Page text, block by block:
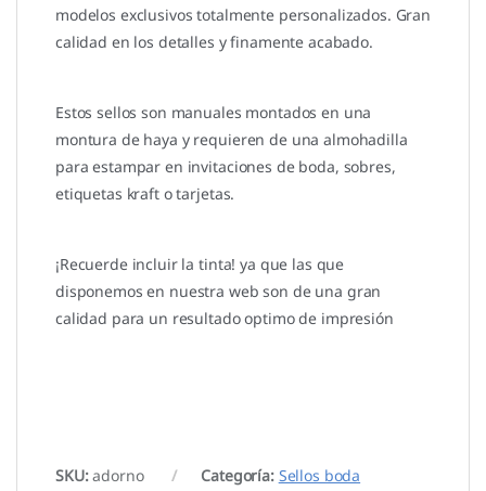
modelos exclusivos totalmente personalizados. Gran
calidad en los detalles y finamente acabado.
Estos sellos son manuales montados en una
montura de haya y requieren de una almohadilla
para estampar en invitaciones de boda, sobres,
etiquetas kraft o tarjetas.
¡Recuerde incluir la tinta! ya que las que
disponemos en nuestra web son de una gran
calidad para un resultado optimo de impresión
SKU:adorno Categoría: Sellos boda